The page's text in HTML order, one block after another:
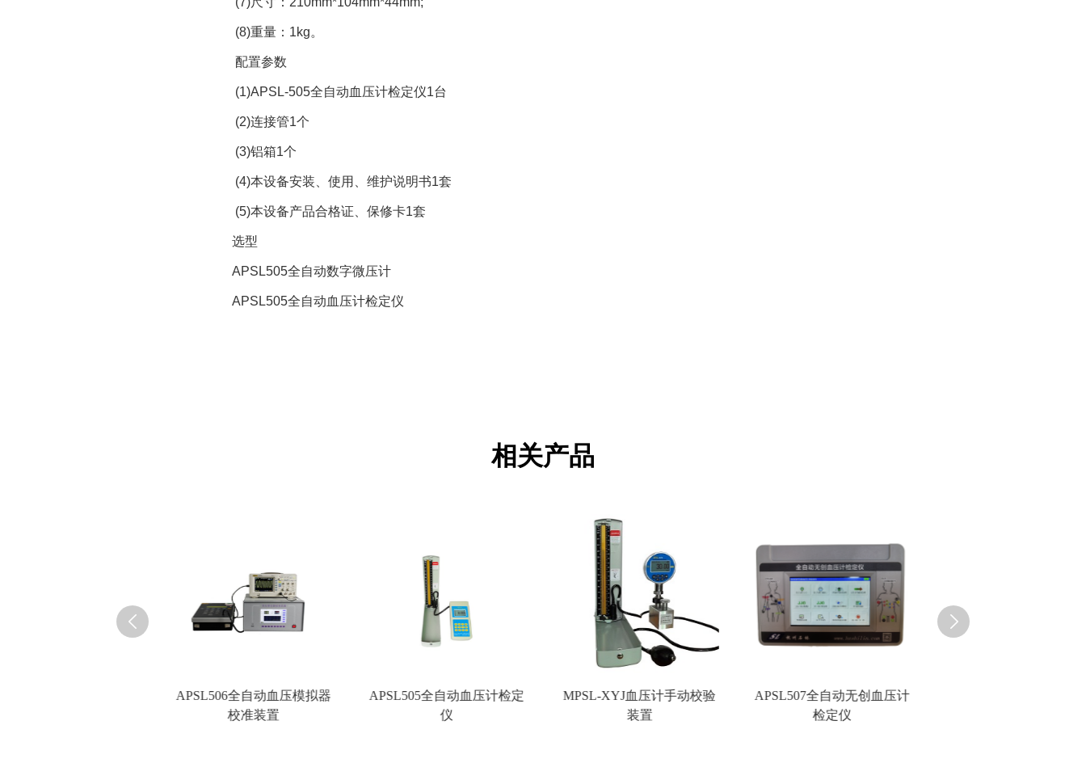
(8)重量：1kg。
配置参数
(1)APSL-505全自动血压计检定仪1台
(2)连接管1个
(3)铝箱1个
(4)本设备安装、使用、维护说明书1套
(5)本设备产品合格证、保修卡1套
选型
APSL505全自动数字微压计
APSL505全自动血压计检定仪
相关产品
APSL506全自动血压模拟器
校准装置
APSL505全自动血压计检定
仪
MPSL-XYJ血压计手动校验
装置
APSL507全自动无创血压计
检定仪